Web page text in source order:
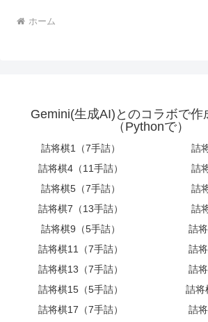
ホーム
Gemini(生成AI)とのコラボで作
（Pythonで）
詰将棋1（7手詰）
詰
詰将棋4（11手詰）
詰
詰将棋5（7手詰）
詰
詰将棋7（13手詰）
詰
詰将棋9（5手詰）
詰
詰将棋11（7手詰）
詰
詰将棋13（7手詰）
詰
詰将棋15（5手詰）
詰将
詰将棋17（7手詰）
詰